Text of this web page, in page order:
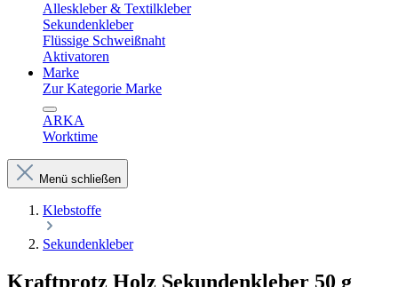
Alleskleber & Textilkleber
Sekundenkleber
Flüssige Schweißnaht
Aktivatoren
Marke
Zur Kategorie Marke
ARKA
Worktime
Menü schließen
Klebstoffe
Sekundenkleber
Kraftprotz Holz Sekundenkleber 50 g